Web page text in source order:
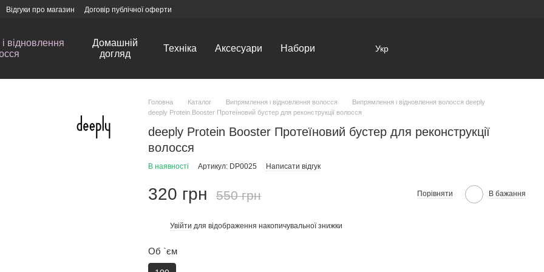
Відгуки про магазин Договір публічної оферти
відновлення
Домашній
догляд
Техніка Аксесуари Набори Укр
Головна Каталог Випрямлення і відновлення волосся
Випрямлення і відновлення волосся deeply
deeply Protein Booster Протеїновий бустер для реконструкції волосся
deeply Protein Booster Протеїновий бустер для реконструкції
волосся
В наявності Артикул: DP0025 Написати відгук
320 грн 550 грн Порівняти В бажання
Увійти для відображення накопичувальної знижки
Об `єм